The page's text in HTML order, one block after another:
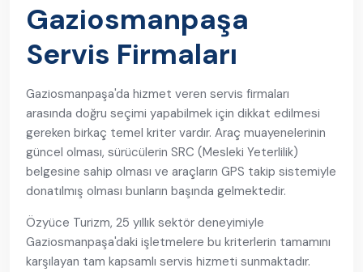
Gaziosmanpaşa
Servis Firmaları
Gaziosmanpaşa'da hizmet veren servis firmaları
arasında doğru seçimi yapabilmek için dikkat edilmesi
gereken birkaç temel kriter vardır. Araç muayenelerinin
güncel olması, sürücülerin SRC (Mesleki Yeterlilik)
belgesine sahip olması ve araçların GPS takip sistemiyle
donatılmış olması bunların başında gelmektedir.
Özyüce Turizm, 25 yıllık sektör deneyimiyle
Gaziosmanpaşa'daki işletmelere bu kriterlerin tamamını
karşılayan tam kapsamlı servis hizmeti sunmaktadır.